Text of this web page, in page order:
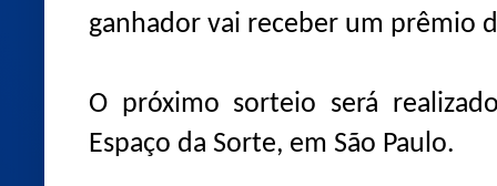
ganhador vai receber um prêmio
O próximo sorteio será
Espaço da Sorte, em São Paulo.